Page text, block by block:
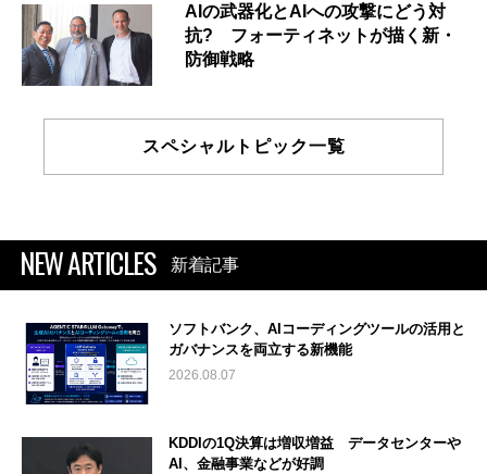
AIの武器化とAIへの攻撃にどう対
抗? フォーティネットが描く新・
防御戦略
スペシャルトピック一覧
NEW ARTICLES 新着記事
ソフトバンク、AIコーディングツールの活用と
ガバナンスを両立する新機能
2026.08.07
KDDIの1Q決算は増収増益 データセンターや
AI、金融事業などが好調